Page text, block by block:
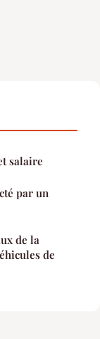
salaire
par un
de la
de